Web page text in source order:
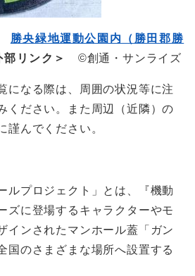
勝央緑地運動公園内（勝田郡勝
部リンク＞ ©創通・サンライズ
なる際は、周囲の状況等に注
ください。また周辺（近隣）の
謹んでください。
ルプロジェクト」とは、『機動
ズに登場するキャラクターやモ
インされたマンホール蓋「ガン
国のさまざまな場所へ設置する